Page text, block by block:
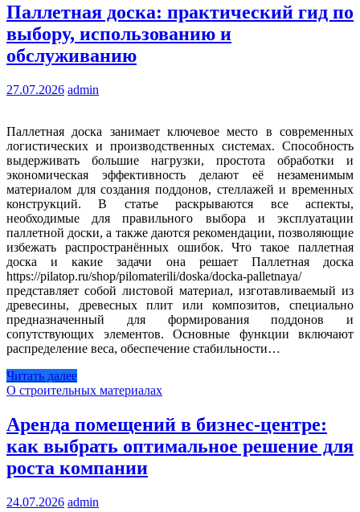
Паллетная доска: практический гид по
выбору, использованию и
обслуживанию
27.07.2026 admin
Паллетная доска занимает ключевое место в современных
логистических и производственных системах. Способность
выдерживать большие нагрузки, простота обработки и
экономическая эффективность делают её незаменимым
материалом для создания поддонов, стеллажей и временных
конструкций. В статье раскрываются все аспекты,
необходимые для правильного выбора и эксплуатации
паллетной доски, а также даются рекомендации, позволяющие
избежать распространённых ошибок. Что такое паллетная
доска и какие задачи она решает Паллетная доска
https://pilatop.ru/shop/pilomaterili/doska/docka-palletnaya/
представляет собой листовой материал, изготавливаемый из
древесины, древесных плит или композитов, специально
предназначенный для формирования поддонов и
сопутствующих элементов. Основные функции включают
распределение веса, обеспечение стабильности…
Читать далее
О строительных материалах
Аренда помещений в бизнес‑центре:
как выбрать оптимальное решение для
роста компании
24.07.2026 admin